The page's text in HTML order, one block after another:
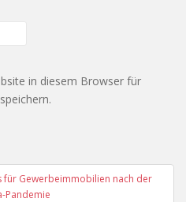
in diesem Browser für
für Gewerbeimmobilien nach der
Pandemie